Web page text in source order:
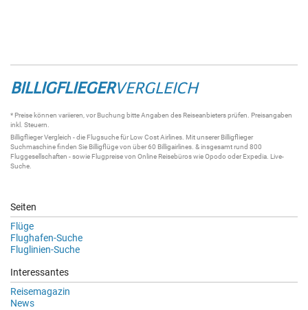
BILLIGFLIEGERVERGLEICH
* Preise können variieren, vor Buchung bitte Angaben des Reiseanbieters prüfen. Preisangaben
inkl. Steuern.
BilligfliegerVergleich - die Flugsuchefür Low Cost Airlines. Mit unsererBilligflieger
Suchmaschinefinden Sie Billigflügevon über 60 Billigairlines . & insgesamt rund 800
Fluggesellschaften - sowie Flugpreise von Online Reisebüros wie Opodo oder Expedia. Live-
Suche
Seiten
Flüge
Flughafen-Suche
Fluglinien-Suche
Interessantes
Reisemagazin
News